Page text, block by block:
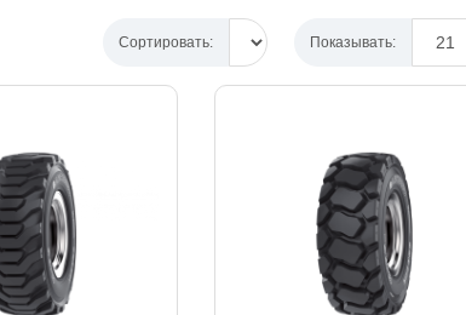
Сортировать: Показывать: